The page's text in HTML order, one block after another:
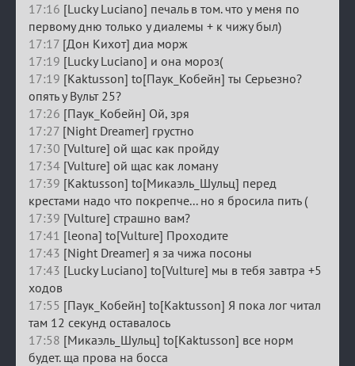
17:16 [Lucky Luciano] печаль в том. что у меня по
первому дню только у диалемы + к чижу был)
17:17 [Дон Кихот] диа морж
17:19 [Lucky Luciano] и она мороз(
17:19 [Kaktusson] to[Паук_Кобейн] ты Серьезно?
опять у Вульт 25?
17:26 [Паук_Кобейн] Ой, зря
17:27 [Night Dreamer] грустно
17:30 [Vulture] ой щас как пройду
17:34 [Vulture] ой щас как ломану
17:39 [Kaktusson] to[Микаэль_Шульц] перед
крестами надо что покрепче... но я бросила пить (
17:39 [Vulture] страшно вам?
17:41 [leona] to[Vulture] Проходите
17:43 [Night Dreamer] я за чижа посоны
17:43 [Lucky Luciano] to[Vulture] мы в тебя завтра +5
ходов
17:55 [Паук_Кобейн] to[Kaktusson] Я пока лог читал
там 12 секунд оставалось
17:58 [Микаэль_Шульц] to[Kaktusson] все норм
будет. ща прова на босса